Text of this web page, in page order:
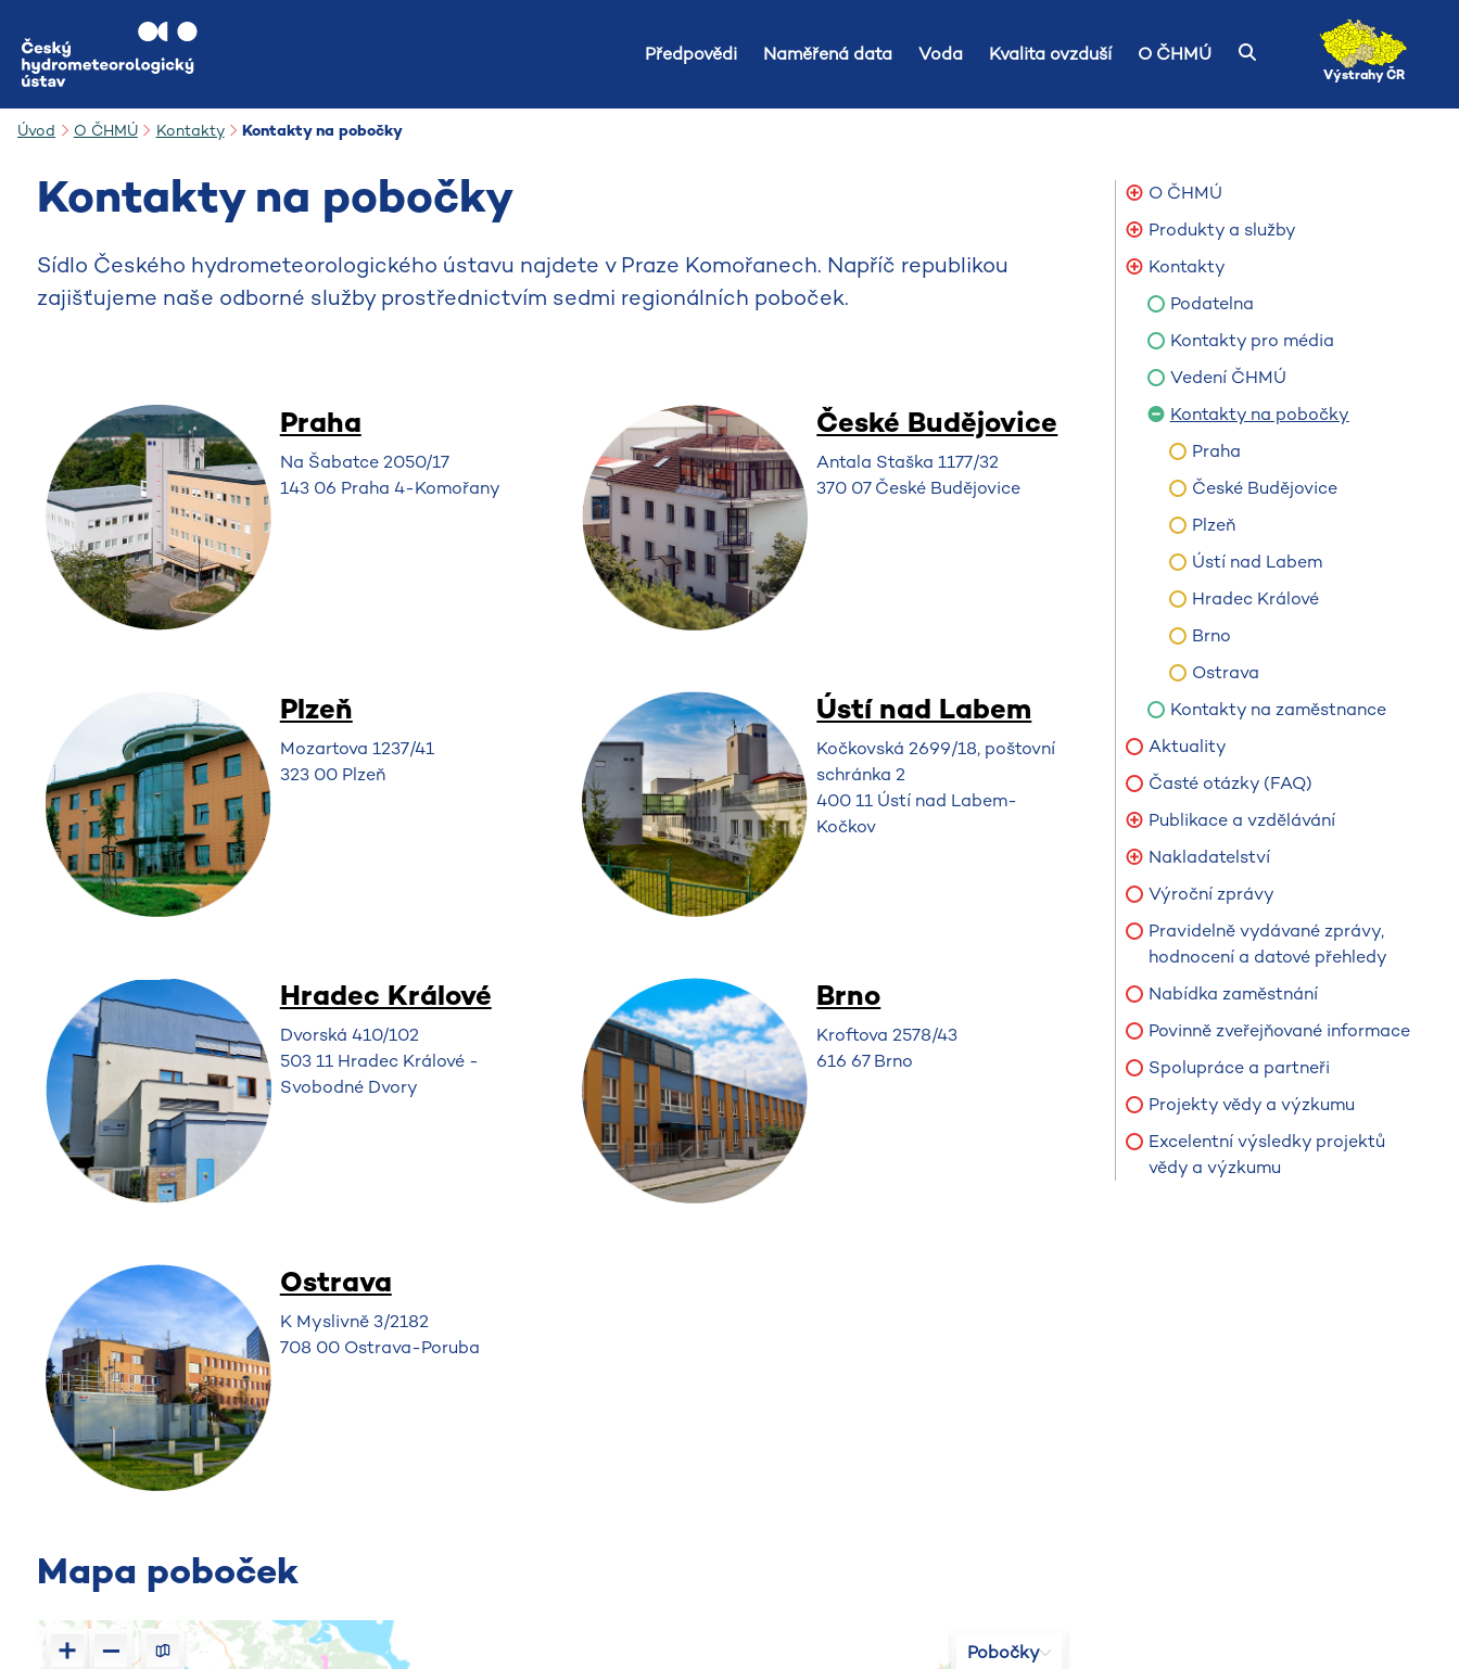
Předpovědi
Naměřená data Voda Kvalita ovzduší O ČHMÚ
Výstrahy ČR
Úvod O ČHMÚ Kontakty Kontakty na pobočky
Kontakty na pobočky
Sídlo Českého hydrometeorologického ústavu najdete v Praze Komořanech. Napříč republikou
zajišťujeme naše odborné služby prostřednictvím sedmi regionálních poboček.
Praha
Na Šabatce 2050/17
143 06 Praha 4-Komořany
České Budějovice
Antala Staška 1177/32
370 07 České Budějovice
Plzeň
Mozartova 1237/41
323 00 Plzeň​​​​
Ústí nad Labem
Kočkovská 2699/18, poštovní
schránka 2
400 11 Ústí nad Labem-
Kočkov
Hradec Králové
Dvorská 410/102
503 11 Hradec Králové -
Svobodné Dvory
Brno
Kroftova 2578/43
616 67 Brno
Ostrava
K Myslivně 3/2182
708 00 Ostrava-Poruba
Mapa poboček
Pobočky
O ČHMÚ
Produkty a služby
Kontakty
Podatelna
Kontakty pro média
Vedení ČHMÚ
Kontakty na pobočky
Praha
České Budějovice
Plzeň
Ústí nad Labem
Hradec Králové
Brno
Ostrava
Kontakty na zaměstnance
Aktuality
Časté otázky (FAQ)
Publikace a vzdělávání
Nakladatelství
Výroční zprávy
Pravidelně vydávané zprávy,
hodnocení a datové přehledy
Nabídka zaměstnání
Povinně zveřejňované informace
Spolupráce a partneři
Projekty vědy a výzkumu
Excelentní výsledky projektů
vědy a výzkumu